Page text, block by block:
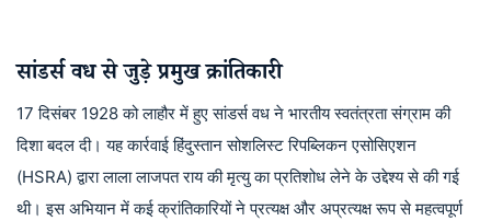
सांडर्स वध से जुड़े प्रमुख क्रांतिकारी
17 दिसंबर 1928 को लाहौर में हुए सांडर्स वध ने भारतीय स्वतंत्रता संग्राम की
दिशा बदल दी। यह कार्रवाई हिंदुस्तान सोशलिस्ट रिपब्लिकन एसोसिएशन
(HSRA) द्वारा लाला लाजपत राय की मृत्यु का प्रतिशोध लेने के उद्देश्य से की गई
थी। इस अभियान में कई क्रांतिकारियों ने प्रत्यक्ष और अप्रत्यक्ष रूप से महत्वपूर्ण